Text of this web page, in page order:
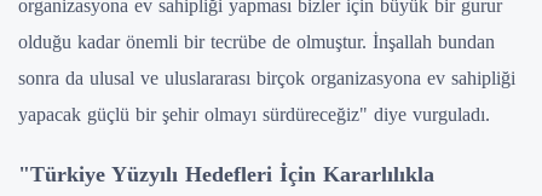
organizasyona ev sahipliği yapması bizler için büyük bir gurur
olduğu kadar önemli bir tecrübe de olmuştur. İnşallah bundan
sonra da ulusal ve uluslararası birçok organizasyona ev sahipliği
yapacak güçlü bir şehir olmayı sürdüreceğiz" diye vurguladı.
"Türkiye Yüzyılı Hedefleri İçin Kararlılıkla